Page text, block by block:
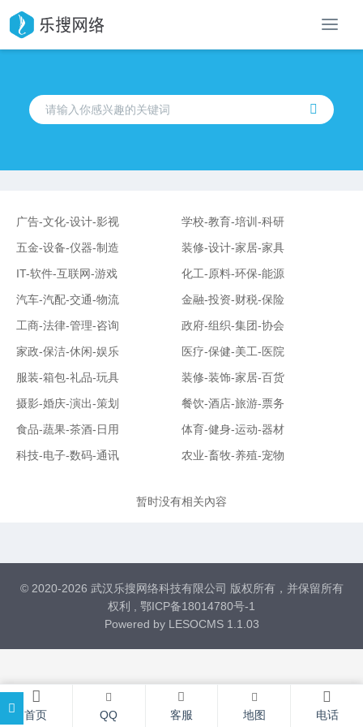
导
航
广告-文化-设计-影视
学校-教育-培训-科研
五金-设备-仪器-制造
装修-设计-家居-家具
IT-软件-互联网-游戏
化工-原料-环保-能源
汽车-汽配-交通-物流
金融-投资-财税-保险
工商-法律-管理-咨询
政府-组织-集团-协会
家政-保洁-休闲-娱乐
医疗-保健-美工-医院
服装-箱包-礼品-玩具
装修-装饰-家居-百货
摄影-婚庆-演出-策划
餐饮-酒店-旅游-票务
食品-蔬果-茶酒-日用
体育-健身-运动-器材
科技-电子-数码-通讯
农业-畜牧-养殖-宠物
暂时没有相关內容
© 2020-2026 武汉乐搜网络科技有限公司 版权所有，并保留所有
权利 , 鄂ICP备18014780号-1
Powered by LESOCMS 1.1.03
首页 QQ 客服 地图 电话